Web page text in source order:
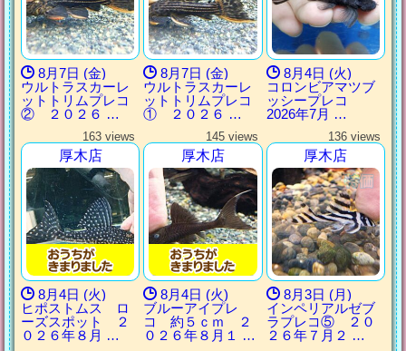
8月7日 (金)
ウルトラスカーレ
ットトリムプレコ
② ２０２６ …
8月7日 (金)
ウルトラスカーレ
ットトリムプレコ
① ２０２６ …
8月4日 (火)
コロンビアマツブ
ッシープレコ
2026年7月 …
163 views
厚木店
8月4日 (火)
ヒポストムス ロ
ーズスポット ２
０２６年８月 …
145 views
厚木店
8月4日 (火)
ブルーアイプレ
コ 約５ｃｍ ２
０２６年８月１ …
136 views
厚木店
8月3日 (月)
インペリアルゼブ
ラプレコ⑤ ２０
２６年７月２ …